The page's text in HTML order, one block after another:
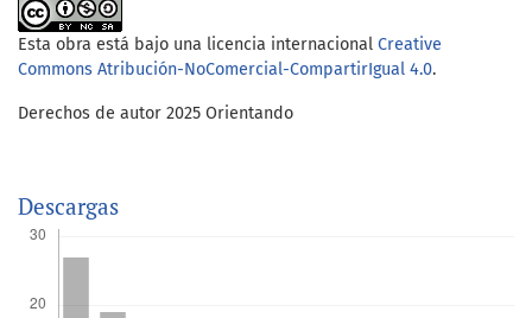
Esta obra está bajo una licencia internacional Creative
Commons Atribución-NoComercial-CompartirIgual 4.0.
Derechos de autor 2025 Orientando
Descargas